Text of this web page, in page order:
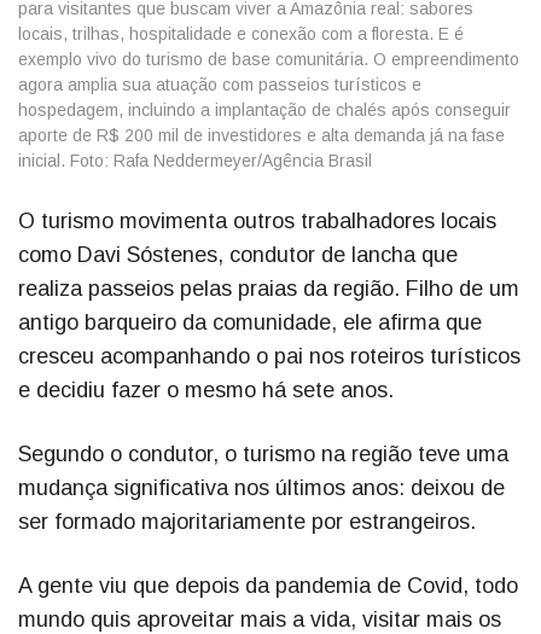
O turismo movimenta outros trabalhadores locais
como Davi Sóstenes, condutor de lancha que
realiza passeios pelas praias da região. Filho de um
antigo barqueiro da comunidade, ele afirma que
cresceu acompanhando o pai nos roteiros turísticos
e decidiu fazer o mesmo há sete anos.
Segundo o condutor, o turismo na região teve uma
mudança significativa nos últimos anos: deixou de
ser formado majoritariamente por estrangeiros.
A gente viu que depois da pandemia de Covid, todo
mundo quis aproveitar mais a vida, visitar mais os